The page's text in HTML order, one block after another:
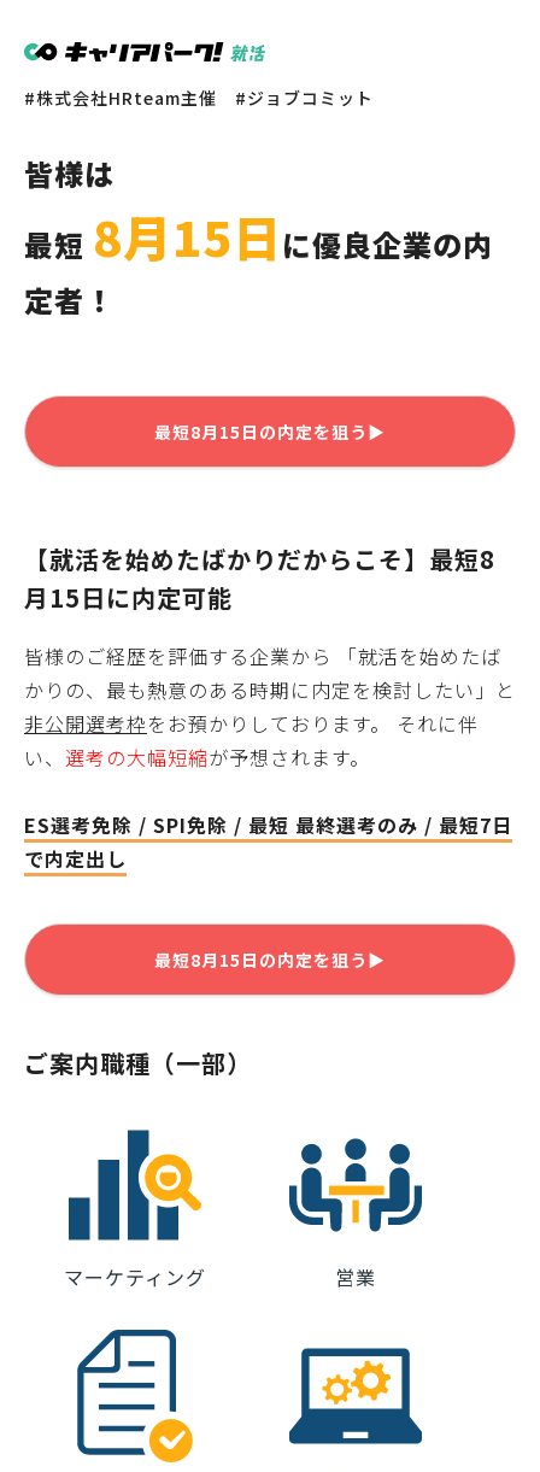
株式会社HRteam主催 ジョブコミット
皆様は
最短 8月15日 に優良企業の内
定者！
最短8月15日 の内定を狙う▶
【就活を始めたばかりだからこそ】最短8
月15日に内定可能
皆様のご経歴を評価する企業から 「就活を始めたば
かりの、最も熱意のある時期に内定を検討したい」と
非公開選考枠をお預かりしております。 それに伴
い、 選考の大幅短縮が予想されます。
ES選考免除 / SPI免除 / 最短 最終選考のみ / 最短7日
で内定出し
最短8月15日 の内定を狙う▶
ご案内職種（一部）
マーケティング 営業